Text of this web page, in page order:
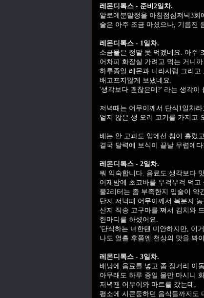
레몬디톡스 - 준비2일차.
알로에분말정을 아침점심져넉3회
술은 아주 조금 마셨으나, 기름진
레몬디톡스 - 1일차.
소금물은 정말 못 먹겠네요. 아주
어차피 화장실 가려고 먹는 거니
하루종일 레몬과 니라시럽 그리
배고프지않게 보냈네요.
'생각보다 괜찮은데?' 라는 생각이
저녁때는 어무이께서 단식1일차라
얼지 않은 생 오리 고기를 가지고
배는 안 고파도 입에선 침이 흘렀
결국 달력에 보식이 끝날 무렵에
레몬디톡스 - 2일차.
뭐 익숙합니다. 음료도 생각보다
어제밤에 초코바를 우걱우걱 먹
물2리터는 좀 부족한지 입술이 약
단지 저녁때 어무이께서 복분자
산지 직송 고구마를 쪄서 김치와
한마디를 하셨어요.
'단식하는 너한텐 미안하지만, 이
나도 열흘 후쯤엔 천상의 맛을 봐
레몬디톡스 - 3일차.
배낭에 음료를 넣고 좀 장거리 이
아무래도 하루 종일 물만 마시니
저녁땐 어무이와 마트를 갔는데,
평소에 시큰둥하던 음식들까지도